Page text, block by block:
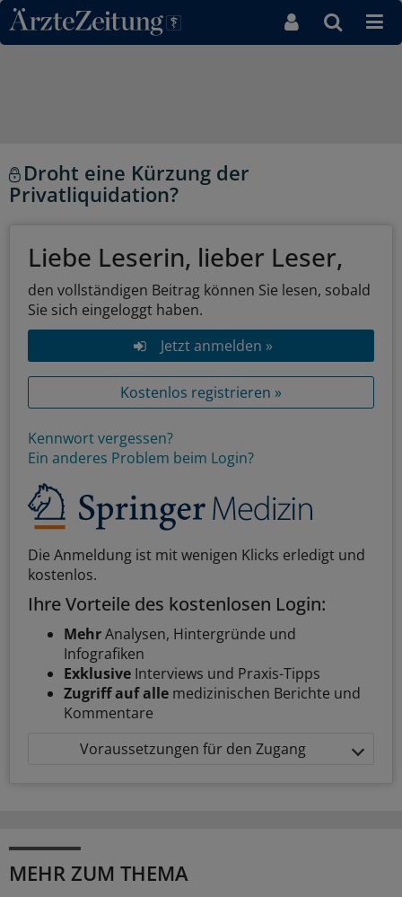
Direkt zum Inhaltsbereich
Droht eine Kürzung der
Privatliquidation?
Liebe Leserin, lieber Leser,
den vollständigen Beitrag können Sie lesen, sobald
Sie sich eingeloggt haben.
Jetzt anmelden »
Kostenlos registrieren »
Kennwort vergessen?
Ein anderes Problem beim Login?
Die Anmeldung ist mit wenigen Klicks erledigt und
kostenlos.
Ihre Vorteile des kostenlosen Login:
MehrAnalysen, Hintergründe und
Infografiken
Exklusive Interviews und Praxis-Tipps
Zugriff auf alle medizinischen Berichte und
Kommentare
Voraussetzungen für den Zugang
MEHR ZUM THEMA